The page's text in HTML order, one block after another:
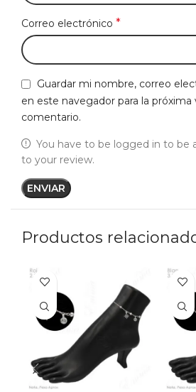
Correo electrónico *
Guardar mi nombre, correo
en este navegador para la
comentario.
You have to be logged in to be
to your review.
Productos